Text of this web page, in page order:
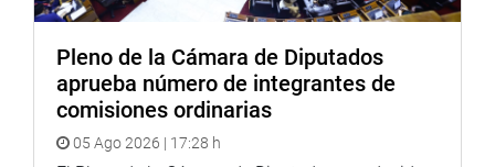
pasó por problemas de violencia de terrorismo el
la necesidad de trabajar en atender la salud mental de la
población, pero se necesita del gobierno central atención”,
indicó la regidora.
Pleno de la Cámara de Diputados
aprueba número de integrantes de
comisiones ordinarias
05 Ago 2026 | 17:28 h